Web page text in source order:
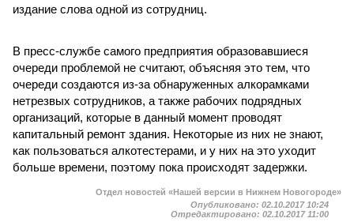
издание слова одной из сотрудниц.
В пресс-службе самого предприятия образовавшиеся
очереди проблемой не считают, объясняя это тем, что
очереди создаются из-за обнаруженных алкорамками
нетрезвых сотрудников, а также рабочих подрядных
организаций, которые в данный момент проводят
капитальный ремонт здания. Некоторые из них не знают,
как пользоваться алкотестерами, и у них на это уходит
больше времени, поэтому пока происходят задержки.
Отдел новостей «Нашей версии в Нижнем Новогороде»
Опубликовано: 02.10.2017 10:24
Отредактировано: 02.10.2017 11:00